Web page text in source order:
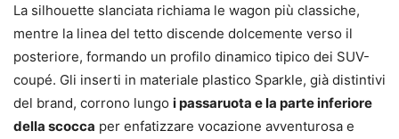
La silhouette slanciata richiama le wagon più classiche,
mentre la linea del tetto discende dolcemente verso il
posteriore, formando un profilo dinamico tipico dei SUV-
coupé. Gli inserti in materiale plastico Sparkle, già distintivi
del brand, corrono lungo i passaruota e la parte inferiore
della scocca per enfatizzare vocazione avventurosa e